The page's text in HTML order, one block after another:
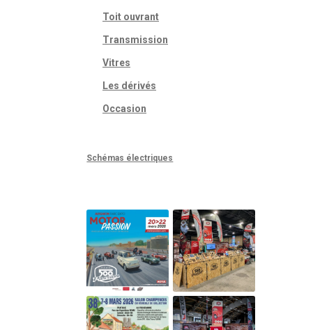
Toit ouvrant
Transmission
Vitres
Les dérivés
Occasion
Schémas électriques